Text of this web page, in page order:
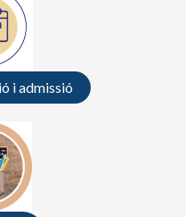
i admissió